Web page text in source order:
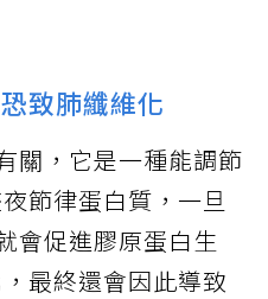
致肺纖維化
關，它是一種能調節
節律蛋白質，一旦
會促進膠原蛋白生
最終還會因此導致